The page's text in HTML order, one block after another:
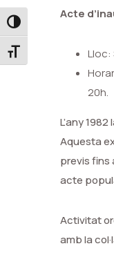
Toggle High Contrast
Toggle Font size
Acte
Lloc:
20h.
L’any 1982
Aquesta
previs fins
acte
Activitat
amb la